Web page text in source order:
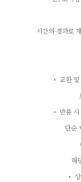
시간의 경과로
• 교환 및
• 반품 시
단순
(
해
•